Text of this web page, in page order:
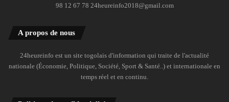
98 12 67 78 24heureinfo2018@gmail.com
A propos de nous
24heureinfo est un site togolais d'information qui traite de l'actualité
nationale (Économie, Politique, Société, Sport & Santé..) et internationale en
temps réel et en continu.